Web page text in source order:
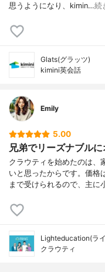
思うようになり、kimin…続
Glats(グラッツ)
kimini英会話
Emily
5.00
兄弟でリーズナブル
クラウティを始めたのは、
いと思ったからです。価格
まで受けられるので、主に
Lighteducation(ラ
クラウティ